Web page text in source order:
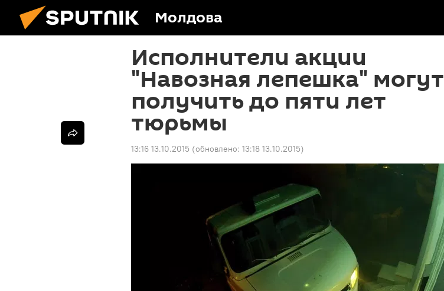
Молдова
Исполнители акции
"Навозная лепешка" могут
получить до пяти лет
тюрьмы
13:16 13.10.2015 (обновлено: 13:18 13.10.2015)